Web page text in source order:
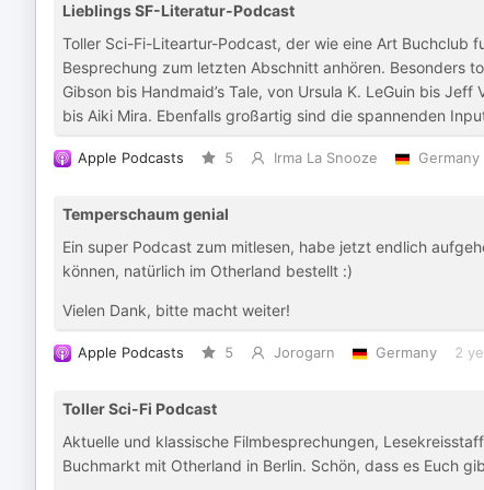
Lieblings SF-Literatur-Podcast
Toller Sci-Fi-Liteartur-Podcast, der wie eine Art Buchclub
Besprechung zum letzten Abschnitt anhören. Besonders
Gibson bis Handmaid’s Tale, von Ursula K. LeGuin bis
bis Aiki Mira. Ebenfalls großartig sind die spannenden
Apple Podcasts 5 Irma La Snooze Germany
Temperschaum genial
Ein super Podcast zum mitlesen, habe jetzt endlich
können, natürlich im Otherland bestellt :)
Vielen Dank, bitte macht weiter!
Apple Podcasts 5 Jorogarn Germany 2
Toller Sci-Fi Podcast
Aktuelle und klassische Filmbesprechungen,
Buchmarkt mit Otherland in Berlin. Schön, dass es Euch